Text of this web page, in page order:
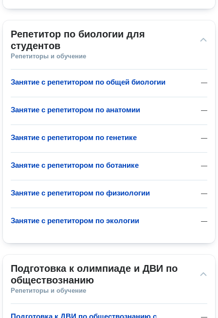
Репетитор по биологии для
студентов
Репетиторы и обучение
—
Занятие с репетитором по общей биологии
—
Занятие с репетитором по анатомии
—
Занятие с репетитором по генетике
—
Занятие с репетитором по ботанике
—
Занятие с репетитором по физиологии
—
Занятие с репетитором по экологии
Подготовка к олимпиаде и ДВИ по
обществознанию
Репетиторы и обучение
Подготовка к ДВИ по обществознанию с